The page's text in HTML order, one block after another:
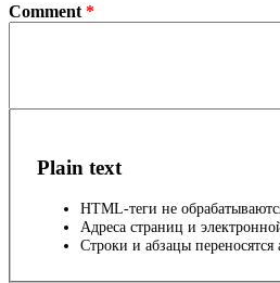
Comment *
Plain text
HTML-теги не
Адреса страниц и
Строки и абзацы переносятся